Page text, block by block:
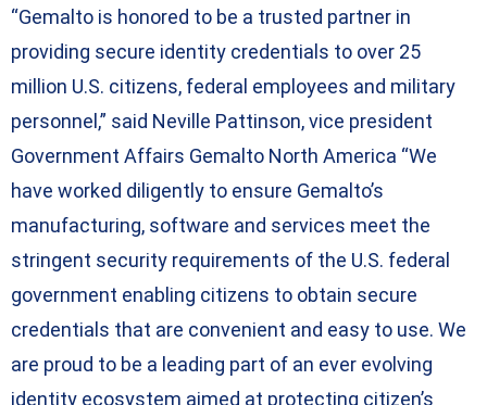
“Gemalto is honored to be a trusted partner in
providing secure identity credentials to over 25
million U.S. citizens, federal employees and military
personnel,” said Neville Pattinson, vice president
Government Affairs Gemalto North America “We
have worked diligently to ensure Gemalto’s
manufacturing, software and services meet the
stringent security requirements of the U.S. federal
government enabling citizens to obtain secure
credentials that are convenient and easy to use. We
are proud to be a leading part of an ever evolving
identity ecosystem aimed at protecting citizen’s